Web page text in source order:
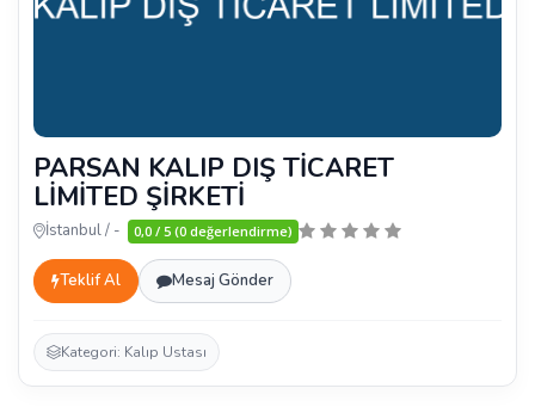
PARSAN KALIP DIŞ TİCARET
LİMİTED ŞİRKETİ
İstanbul / - 0,0 / 5 (0 değerlendirme)
Teklif Al Mesaj Gönder
Kategori: Kalıp Ustası